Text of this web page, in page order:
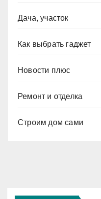
Дача, участок
Как выбрать гаджет
Новости плюс
Ремонт и отделка
Строим дом сами